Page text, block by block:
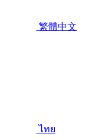
繁體中文
ไทย